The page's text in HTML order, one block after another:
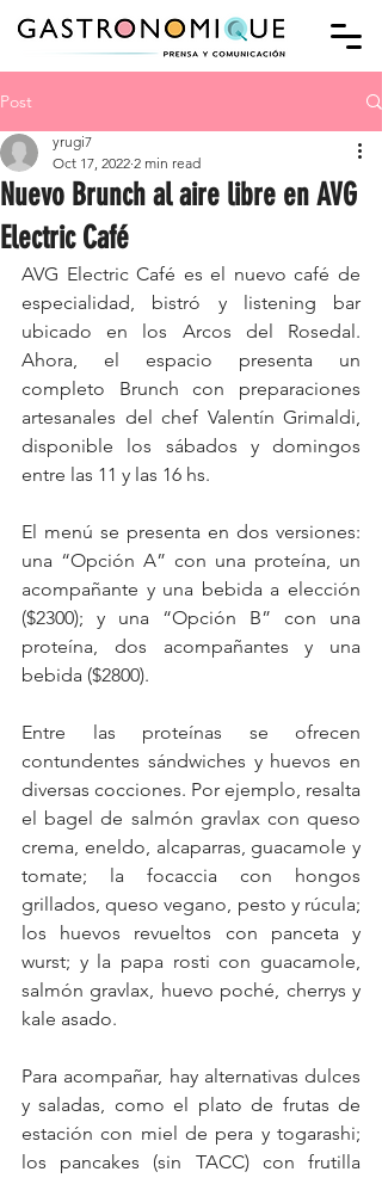
Post
Nuevo Brunch al aire libre en AVG
Electric Café
yrugi7
Oct 17, 2022 2 min read
AVG Electric Café es el nuevo café de
especialidad, bistró y listening bar
ubicado en los Arcos del Rosedal.
Ahora, el espacio presenta un
completo Brunch con preparaciones
artesanales del chef Valentín Grimaldi,
disponible los sábados y domingos
entre las 11 y las 16 hs.
El menú se presenta en dos versiones:
una “Opción A” con una proteína, un
acompañante y una bebida a elección
($2300); y una “Opción B” con una
proteína, dos acompañantes y una
bebida ($2800).
Entre las proteínas se ofrecen
contundentes sándwiches y huevos en
diversas cocciones. Por ejemplo, resalta
el bagel de salmón gravlax con queso
crema, eneldo, alcaparras, guacamole y
tomate; la focaccia con hongos
grillados, queso vegano, pesto y rúcula;
los huevos revueltos con panceta y
wurst; y la papa rosti con guacamole,
salmón gravlax, huevo poché, cherrys y
kale asado.
Para acompañar, hay alternativas dulces
y saladas, como el plato de frutas de
estación con miel de pera y togarashi;
los pancakes (sin TACC) con frutilla